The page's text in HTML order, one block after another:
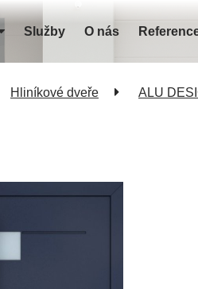
Služby O nás
Hliníkové dveře ALU